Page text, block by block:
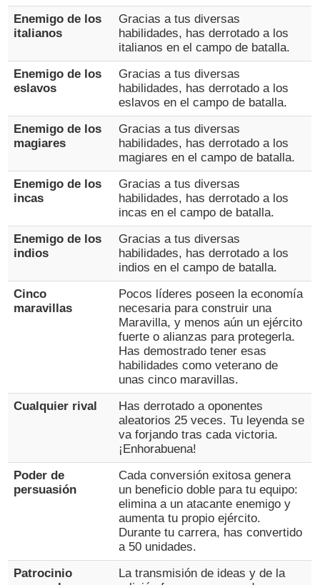
Enemigo de los
italianos
Gracias a tus diversas
habilidades, has derrotado a los
italianos en el campo de batalla.
Enemigo de los
eslavos
Gracias a tus diversas
habilidades, has derrotado a los
eslavos en el campo de batalla.
Enemigo de los
magiares
Gracias a tus diversas
habilidades, has derrotado a los
magiares en el campo de batalla.
Enemigo de los
incas
Gracias a tus diversas
habilidades, has derrotado a los
incas en el campo de batalla.
Enemigo de los
indios
Gracias a tus diversas
habilidades, has derrotado a los
indios en el campo de batalla.
Cinco
maravillas
Pocos líderes poseen la economía
necesaria para construir una
Maravilla, y menos aún un ejército
fuerte o alianzas para protegerla.
Has demostrado tener esas
habilidades como veterano de
unas cinco maravillas.
Cualquier rival
Has derrotado a oponentes
aleatorios 25 veces. Tu leyenda se
va forjando tras cada victoria.
¡Enhorabuena!
Poder de
persuasión
Cada conversión exitosa genera
un beneficio doble para tu equipo:
elimina a un atacante enemigo y
aumenta tu propio ejército.
Durante tu carrera, has convertido
a 50 unidades.
Patrocinio
La transmisión de ideas y de la